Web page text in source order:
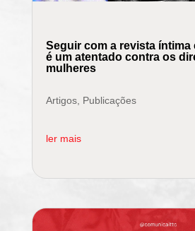
Seguir com a revista íntima
é um atentado contra os
mulheres
Artigos, Publicações
ler mais